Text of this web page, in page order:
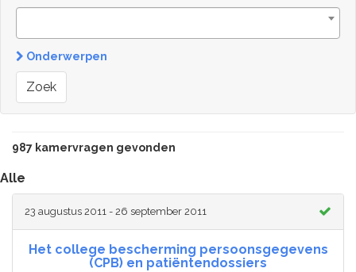
Onderwerpen
Zoek
987 kamervragen gevonden
Alle
23 augustus 2011 - 26 september 2011
Het college bescherming persoonsgegevens
(CPB) en patiëntendossiers